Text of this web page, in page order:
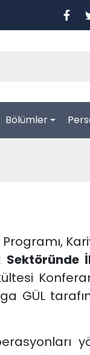
Bölümler
GÜL